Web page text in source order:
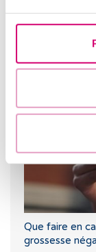
Pertes brunes
Que faire en
grossesse